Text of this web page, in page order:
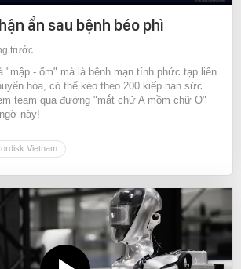
ẩn sau bệnh béo phì
trước
"mập - ốm" mà là bệnh mạn tính phức tạp liên
hóa, có thể kéo theo 200 kiếp nạn sức
team qua đường "mắt chữ A mồm chữ O"
này!
Vietnam